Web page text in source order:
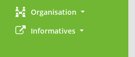
Organisation
Informatives